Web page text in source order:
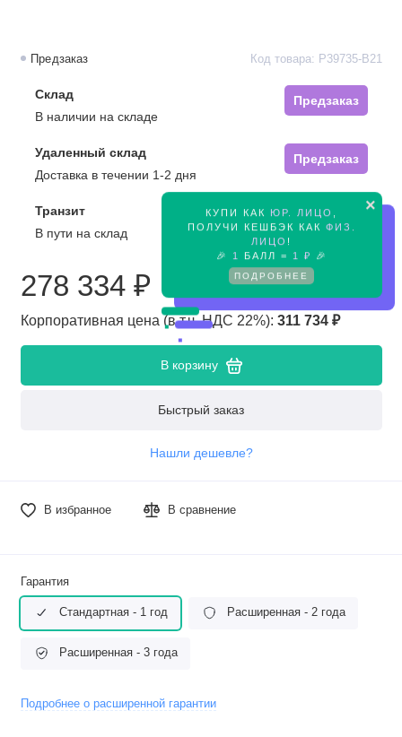
×
КУПИ КАК ЮР. ЛИЦО
ПОЛУЧИ КЕШБЭК КАК ФИЗ.
ЛИЦО !
🎉
1 БАЛЛ = 1 ₽ 🎉
ПОДРОБНЕЕ
Предзаказ Код товара: P39735-B21
Склад
Предзаказ
В наличии на складе
Удаленный склад
Предзаказ
Доставка в течении 1-2 дня
Транзит
Предзаказ
В пути на склад
278 334 ₽
Корпоративная цена (в т.ч. НДС 22%): 311 734 ₽
В корзину
Быстрый заказ
Нашли дешевле?
В избранное В сравнение
Гарантия
Стандартная - 1 год Расширенная - 2 года
Расширенная - 3 года
Подробнее о расширенной гарантии